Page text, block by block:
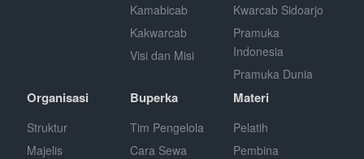
Kamabicab
Kakwarcab
Visi dan Misi
Kwarcab Sidoarjo
Pramuka
Indonesia
Pramuka Dunia
Organisasi
Struktur
Majelis
Buperka
Tim Pengelola
Cara Sewa
Materi
Pelatih
Pembina